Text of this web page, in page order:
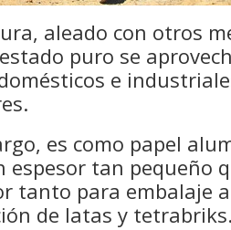
aleado con otros
puro se
e
es como papel
tan pequeño
tanto para embalaje
de latas y tetrabriks.